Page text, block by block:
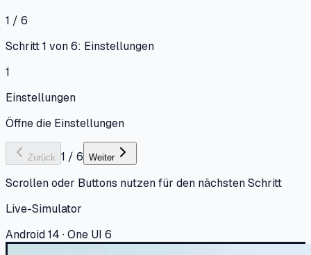
1 / 6
Schritt 1 von 6: Einstellungen
1
Einstellungen
Öffne die Einstellungen
Zurück 1 / 6 Weiter
Scrollen oder Buttons nutzen für den nächsten Schritt
Live-Simulator
Android 14 · One UI 6